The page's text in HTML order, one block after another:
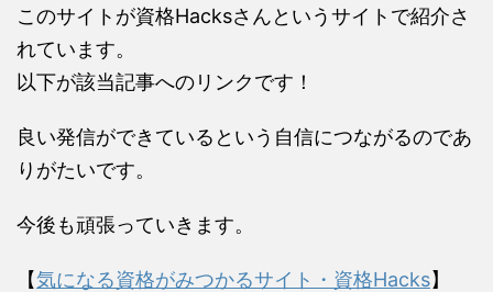
このサイトが資格Hacksさんというサイトで紹介さ
れています。
以下が該当記事へのリンクです！
良い発信ができているという自信につながるのであ
りがたいです。
今後も頑張っていきます。
【気になる資格がみつかるサイト・資格Hacks】